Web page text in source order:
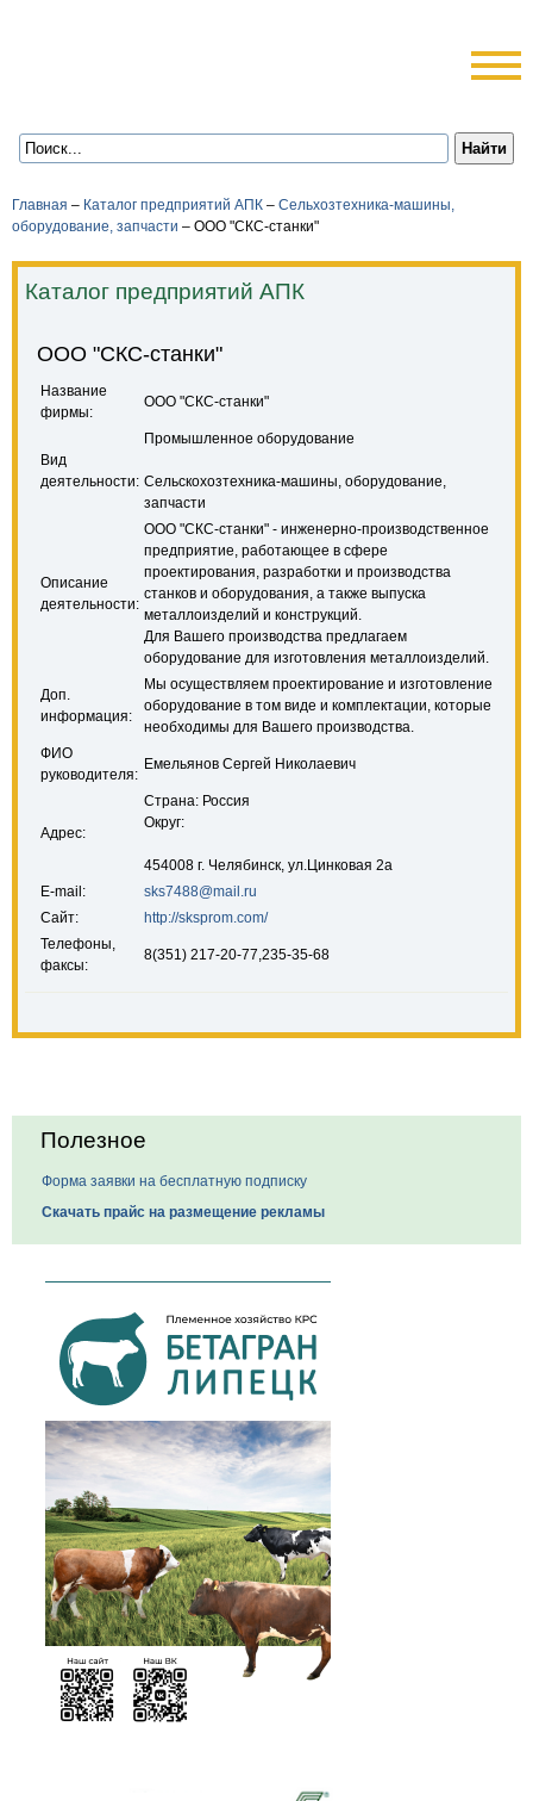
Главная – Каталог предприятий АПК – Сельхозтехника-машины,
оборудование, запчасти – ООО "СКС-станки"
Каталог предприятий АПК
ООО "СКС-станки"
Название
фирмы:
ООО "СКС-станки"
Вид
деятельности:
Промышленное оборудование
Сельскохозтехника-машины, оборудование,
запчасти
Описание
деятельности:
ООО "СКС-станки" - инженерно-производственное
предприятие, работающее в сфере
проектирования, разработки и производства
станков и оборудования, а также выпуска
металлоизделий и конструкций.
Для Вашего производства предлагаем
оборудование для изготовления металлоизделий.
Доп.
информация:
Мы осуществляем проектирование и изготовление
оборудование в том виде и комплектации, которые
необходимы для Вашего производства.
ФИО
руководителя:
Емельянов Сергей Николаевич
Адрес:
Страна: Россия
Округ:
454008 г. Челябинск, ул.Цинковая 2а
E-mail:
sks7488@mail.ru
Сайт:
http://sksprom.com/
Телефоны,
факсы:
8(351) 217-20-77,235-35-68
Полезное
Форма заявки на бесплатную подписку
Скачать прайс на размещение рекламы